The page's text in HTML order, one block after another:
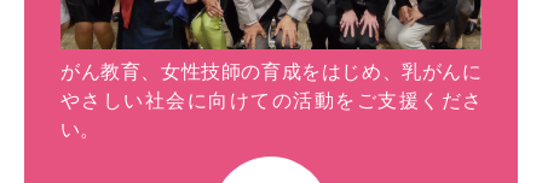
がん教育、女性技師の育成をはじめ、乳がんに
やさしい社会に向けての活動をご支援くださ
い。